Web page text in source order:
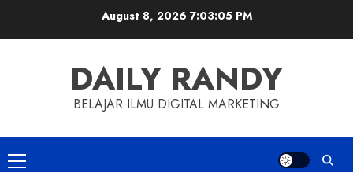
August 8, 2026 7:03:06 PM
DAILY RANDY
BELAJAR ILMU DIGITAL MARKETING
Primary